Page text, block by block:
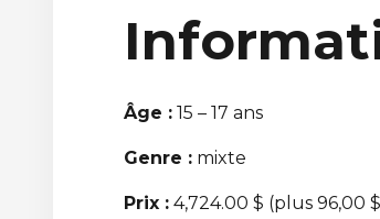
Âge : 15 – 17 ans
Genre : mixte
Prix : 4,724.00 $ (plus 96,00